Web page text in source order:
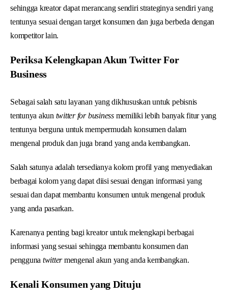
sehingga kreator dapat merancang sendiri strateginya sendiri yang
tentunya sesuai dengan target konsumen dan juga berbeda dengan
kompetitor lain.
Periksa Kelengkapan Akun Twitter For
Business
Sebagai salah satu layanan yang dikhususkan untuk pebisnis
tentunya akun twitter for business memiliki lebih banyak fitur yang
tentunya berguna untuk mempermudah konsumen dalam
mengenal produk dan juga brand yang anda kembangkan.
Salah satunya adalah tersedianya kolom profil yang menyediakan
berbagai kolom yang dapat diisi sesuai dengan informasi yang
sesuai dan dapat membantu konsumen untuk mengenal produk
yang anda pasarkan.
Karenanya penting bagi kreator untuk melengkapi berbagai
informasi yang sesuai sehingga membantu konsumen dan
pengguna twittermengenal akun yang anda kembangkan.
Kenali Konsumen yang Dituju